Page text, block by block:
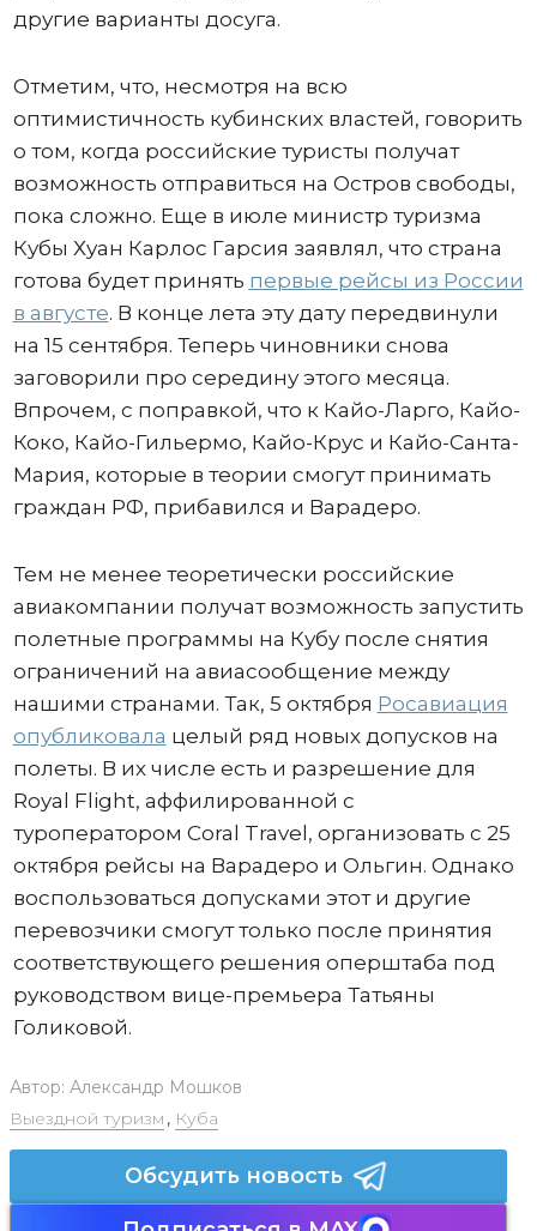
другие варианты досуга.
Отметим, что, несмотря на всю
оптимистичность кубинских властей, говорить
о том, когда российские туристы получат
возможность отправиться на Остров свободы,
пока сложно. Еще в июле министр туризма
Кубы Хуан Карлос Гарсия заявлял, что страна
готова будет принять первые рейсы из России
в августе. В конце лета эту дату передвинули
на 15 сентября. Теперь чиновники снова
заговорили про середину этого месяца.
Впрочем, с поправкой, что к Кайо-Ларго, Кайо-
Коко, Кайо-Гильермо, Кайо-Крус и Кайо-Санта-
Мария, которые в теории смогут принимать
граждан РФ, прибавился и Варадеро.
Тем не менее теоретически российские
авиакомпании получат возможность запустить
полетные программы на Кубу после снятия
ограничений на авиасообщение между
нашими странами. Так, 5 октября Росавиация
опубликовала целый ряд новых допусков на
полеты. В их числе есть и разрешение для
Royal Flight, аффилированной с
туроператором Coral Travel, организовать с 25
октября рейсы на Варадеро и Ольгин. Однако
воспользоваться допусками этот и другие
перевозчики смогут только после принятия
соответствующего решения оперштаба под
руководством вице-премьера Татьяны
Голиковой.
Автор: Александр Мошков
Выездной туризм , Куба
Обсудить новость